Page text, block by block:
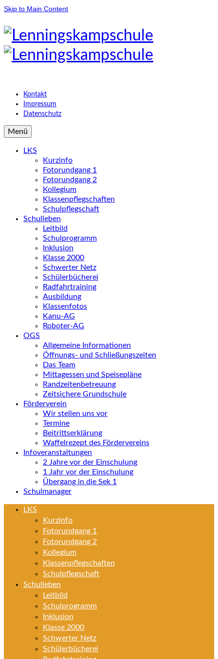
Skip to Main Content
Kontakt
Impressum
Datenschutz
Menü
LKS
Kurzinfo
Fotorundgang 1
Fotorundgang 2
Kollegium
Klassenpflegschaften
Schulpflegschaft
Schulleben
Leitbild
Schulprogramm
Inklusion
Klasse 2000
Schwerter Netz
Schülerbücherei
Radfahrtraining
Ausbildung
Klassenfotos
Kanu-AG
Roboter-AG
OGS
Allgemeine Informationen
Öffnungs- und Schließungszeiten
Das Team
Mittagessen und Speisepläne
Randzeitenbetreuung
Zeitsichere Grundschule
Förderverein
Wir stellen uns vor
Termine
Beitrittserklärung
Waffelrezept des Fördervereins
Infoveranstaltungen
2 Jahre vor der Einschulung
1 Jahr vor der Einschulung
Übergang in die Sek 1
Schulmanager
LKS
Kurzinfo
Fotorundgang 1
Fotorundgang 2
Kollegium
Klassenpflegschaften
Schulpflegschaft
Schulleben
Leitbild
Schulprogramm
Inklusion
Klasse 2000
Schwerter Netz
Schülerbücherei